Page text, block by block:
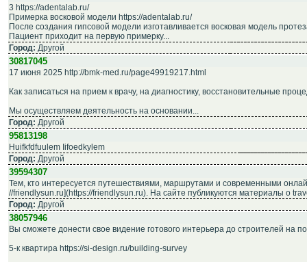
3 https://adentalab.ru/
Примерка восковой модели https://adentalab.ru/
После создания гипсовой модели изготавливается восковая модель
Пациент приходит на первую примерку...
Город: Другой
30817045
17 июня 2025 http://bmk-med.ru/page49919217.html
Как записаться на прием к врачу, на диагностику, восстановительные
Мы осуществляем деятельность на основании...
Город: Другой
95813198
Huifkfdfuulem Iifoedkylem
Город: Другой
39594307
Тем, кто интересуется путешествиями, маршрутами и современными
//friendlysun.ru](https://friendlysun.ru). На сайте публикуются материалы о
Город: Другой
38057946
Вы сможете донести свое видение готового интерьера до строителей на
5-к квартира https://si-design.ru/building-survey